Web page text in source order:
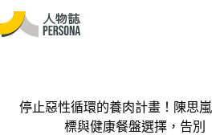
停止惡性循環的養肉計畫！陳思
標與健康餐盤選擇，告別